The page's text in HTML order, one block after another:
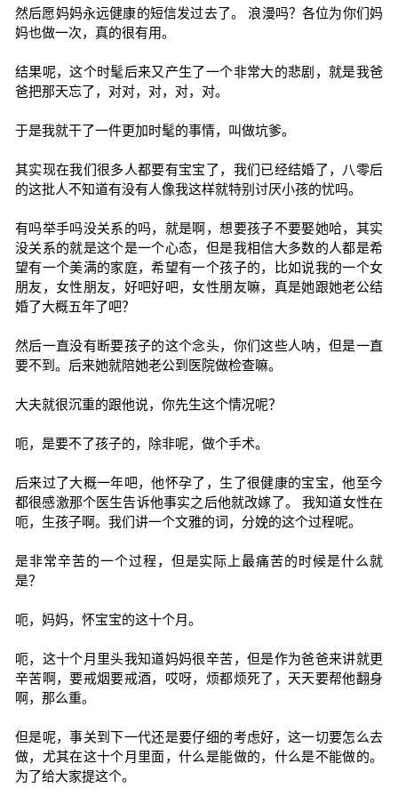
然后愿妈妈永远健康的短信发过去了。 浪漫吗？各位为你们妈
妈也做一次，真的很有用。
结果呢，这个时髦后来又产生了一个非常大的悲剧，就是我爸
爸把那天忘了，对对，对，对，对。
于是我就干了一件更加时髦的事情，叫做坑爹。
其实现在我们很多人都要有宝宝了，我们已经结婚了，八零后
的这批人不知道有没有人像我这样就特别讨厌小孩的忧吗。
有吗举手吗没关系的吗，就是啊，想要孩子不要娶她哈，其实
没关系的就是这个是一个心态，但是我相信大多数的人都是希
望有一个美满的家庭，希望有一个孩子的，比如说我的一个女
朋友，女性朋友，好吧好吧，女性朋友嘛，真是她跟她老公结
婚了大概五年了吧？
然后一直没有断要孩子的这个念头，你们这些人呐，但是一直
要不到。后来她就陪她老公到医院做检查嘛。
大夫就很沉重的跟他说，你先生这个情况呢？
呃，是要不了孩子的，除非呢，做个手术。
后来过了大概一年吧，他怀孕了，生了很健康的宝宝，他至今
都很感激那个医生告诉他事实之后他就改嫁了。 我知道女性在
呃，生孩子啊。我们讲一个文雅的词，分娩的这个过程呢。
是非常辛苦的一个过程，但是实际上最痛苦的时候是什么就
是？
呃，妈妈，怀宝宝的这十个月。
呃，这十个月里头我知道妈妈很辛苦，但是作为爸爸来讲就更
辛苦啊，要戒烟要戒酒，哎呀，烦都烦死了，天天要帮他翻身
啊，那么重。
但是呢，事关到下一代还是要仔细的考虑好，这一切要怎么去
做，尤其在这十个月里面，什么是能做的，什么是不能做的。
为了给大家提这个。